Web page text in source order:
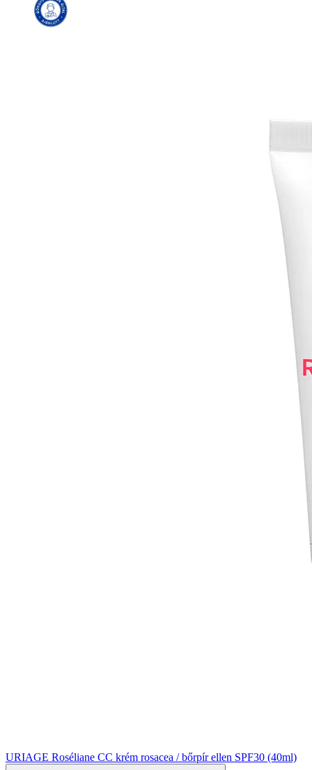
URIAGE Roséliane CC krém rosacea / bőrpír ellen SPF30 (40ml)